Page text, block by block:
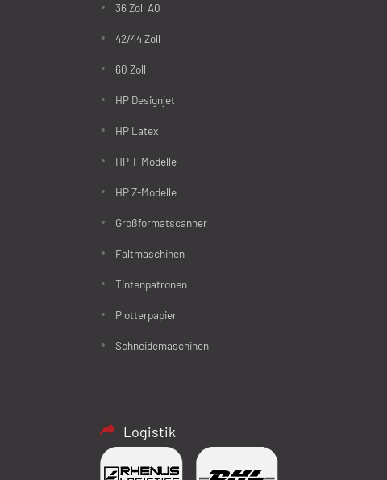
36 Zoll A0
42/44 Zoll
60 Zoll
HP Designjet
HP Latex
HP T-Modelle
HP Z-Modelle
Großformatscanner
Faltmaschinen
Tintenpatronen
Plotterpapier
Schneidemaschinen
Logistik